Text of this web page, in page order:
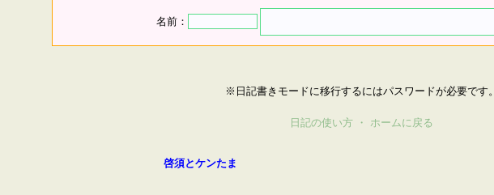
名前：
※日記書きモードに移行するにはパスワードが必要です。
日記の使い方 ・ ホームに戻る
啓須とケンたま